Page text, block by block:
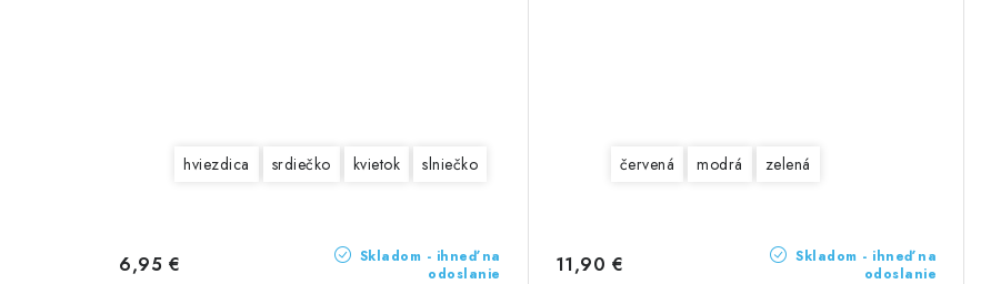
hviezdica srdiečko kvietok slniečko
Skladom - ihneď na
odoslanie
6,95 €
červená modrá zelená
Skladom - ihneď na
odoslanie
11,90 €